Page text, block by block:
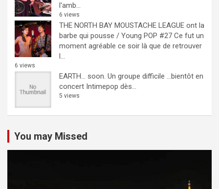
l'amb...
6 views
THE NORTH BAY MOUSTACHE LEAGUE ont la
barbe qui pousse / Young POP #27 Ce fut un
moment agréable ce soir là que de retrouver
l...
6 views
EARTH… soon. Un groupe difficile ...bientôt en
concert Intimepop dès...
5 views
You may Missed